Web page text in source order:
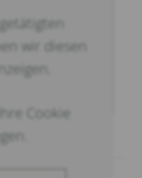
wir diesen
Cookie